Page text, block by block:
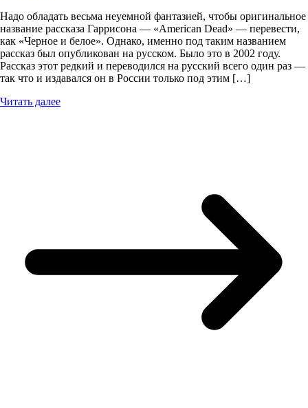
Надо обладать весьма неуемной фантазией, чтобы оригинальное
название рассказа Гаррисона — «American Dead» — перевести,
как «Черное и белое». Однако, именно под таким названием
рассказ был опубликован на русском. Было это в 2002 году.
Рассказ этот редкий и переводился на русский всего один раз —
так что и издавался он в России только под этим […]
Читать далее